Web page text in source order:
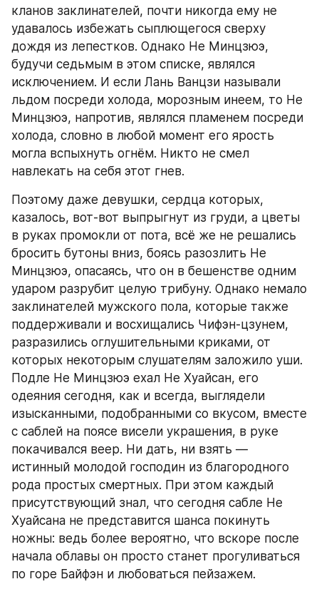
кланов заклинателей, почти никогда ему не
удавалось избежать сыплющегося сверху
дождя из лепестков. Однако Не Минцзюэ,
будучи седьмым в этом списке, являлся
исключением. И если Лань Ванцзи называли
льдом посреди холода, морозным инеем, то Не
Минцзюэ, напротив, являлся пламенем посреди
холода, словно в любой момент его ярость
могла вспыхнуть огнём. Никто не смел
навлекать на себя этот гнев.
Поэтому даже девушки, сердца которых,
казалось, вот-вот выпрыгнут из груди, а цветы
в руках промокли от пота, всё же не решались
бросить бутоны вниз, боясь разозлить Не
Минцзюэ, опасаясь, что он в бешенстве одним
ударом разрубит целую трибуну. Однако немало
заклинателей мужского пола, которые также
поддерживали и восхищались Чифэн-цзунем,
разразились оглушительными криками, от
которых некоторым слушателям заложило уши.
Подле Не Минцзюэ ехал Не Хуайсан, его
одеяния сегодня, как и всегда, выглядели
изысканными, подобранными со вкусом, вместе
с саблей на поясе висели украшения, в руке
покачивался веер. Ни дать, ни взять —
истинный молодой господин из благородного
рода простых смертных. При этом каждый
присутствующий знал, что сегодня сабле Не
Хуайсана не представится шанса покинуть
ножны: ведь более вероятно, что вскоре после
начала облавы он просто станет прогуливаться
по горе Байфэн и любоваться пейзажем.